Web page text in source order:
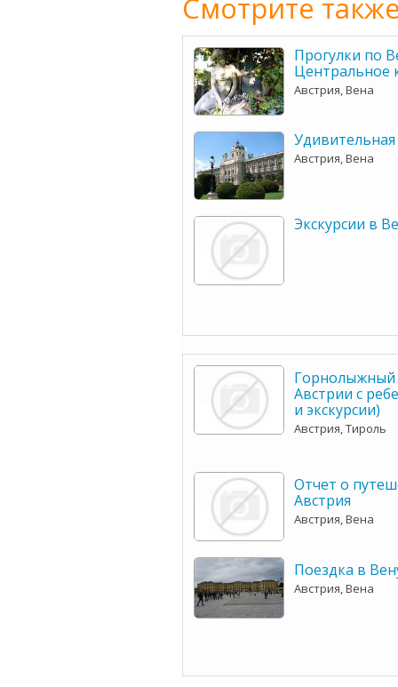
Смотрите
Прогулки по
Центральное
Австрия, Вена
Австрия, Вена
Экскурсии в
Горнолыжный
Австрии с
и экскурсии)
Австрия, Тироль
Отчет о
Австрия
Австрия, Вена
Поездка в
Австрия, Вена